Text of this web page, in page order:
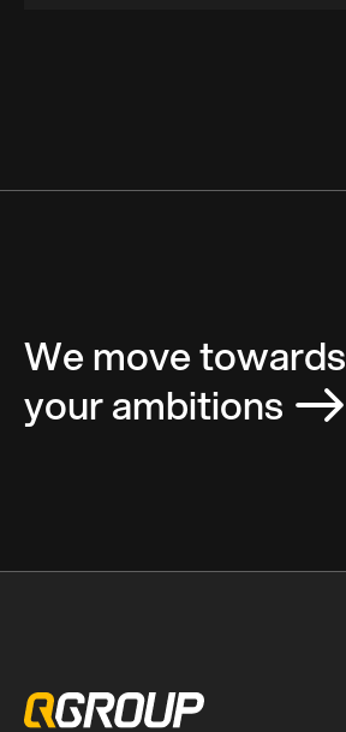
We move towards
your ambitions